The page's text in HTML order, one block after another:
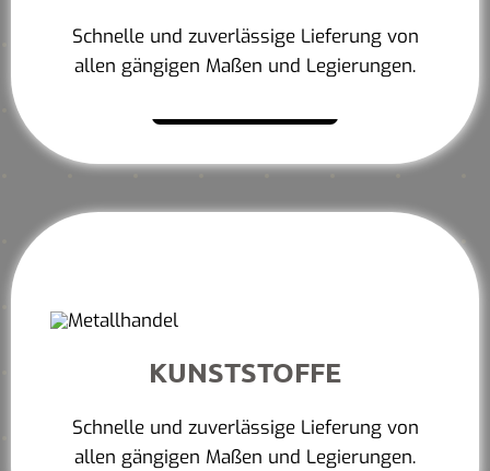
Schnelle und zuverlässige Lieferung von
allen gängigen Maßen und Legierungen.
KUNSTSTOFFE
Schnelle und zuverlässige Lieferung von
allen gängigen Maßen und Legierungen.